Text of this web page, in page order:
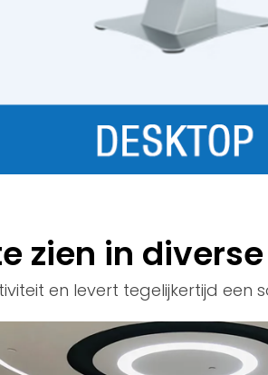
zien in
en levert tegelijkertijd een